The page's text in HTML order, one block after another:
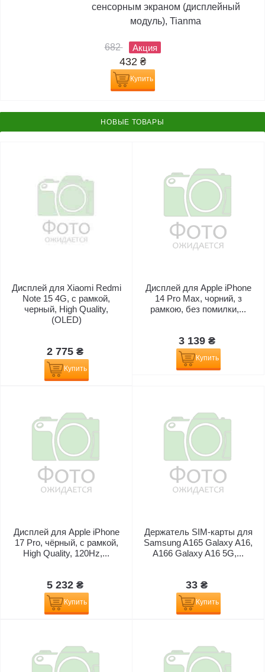
сенсорным экраном (дисплейный
модуль), Tianma
682 Акция
432 ₴
Купить
НОВЫЕ ТОВАРЫ
Дисплей для Xiaomi Redmi
Note 15 4G, с рамкой,
черный, High Quality,
(OLED)
2 775 ₴
Купить
Дисплей для Apple iPhone
14 Pro Max, чорний, з
рамкою, без помилки,...
3 139 ₴
Купить
Дисплей для Apple iPhone
17 Pro, чёрный, с рамкой,
High Quality, 120Hz,...
5 232 ₴
Купить
Держатель SIM-карты для
Samsung A165 Galaxy A16,
A166 Galaxy A16 5G,...
33 ₴
Купить